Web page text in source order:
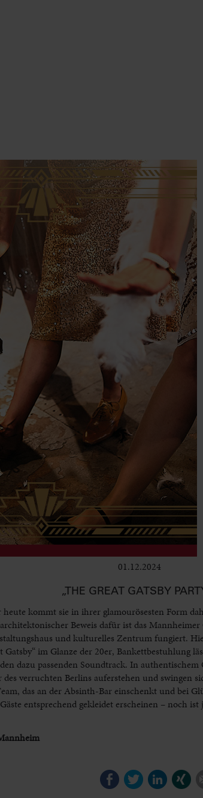
01.12.2024
„THE GREAT GATSBY
heute kommt sie in ihrer glamourösesten Form
Beweis dafür ist das
und kulturelles Zentrum fungiert.
Gatsby“ im Glanze der 20er, Bankettbestuhlung
dazu passenden Soundtrack. In
verruchten Berlins auferstehen und swingen
das an der Absinth-Bar einschenkt und bei
entsprechend gekleidet erscheinen – noch
FacebookTwitterLinkedIn